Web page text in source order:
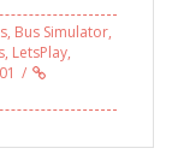
, Bus Simulator,
, LetsPlay,